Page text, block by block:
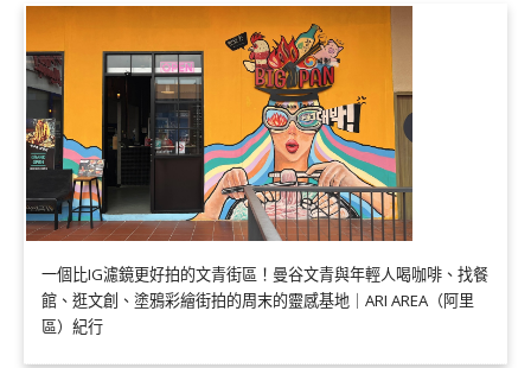
一個比IG濾鏡更好拍的文青街區！曼谷文青與年輕人喝咖啡、找餐
館、逛文創、塗鴉彩繪街拍的周末的靈感基地｜ARI AREA（阿里
區）紀行